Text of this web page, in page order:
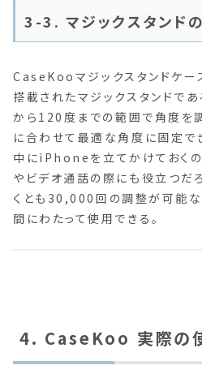
3-3. マジックスタンド
CaseKooマジックスタンドケー
搭載されたマジックスタンドであ
から120度までの範囲で角度を
に合わせて最適な角度に固定で
中にiPhoneを立てかけておく
やビデオ通話の際にも役立つだろ
くとも30,000回の調整が可能な
間にわたって使用できる。
4. CaseKoo 実際の